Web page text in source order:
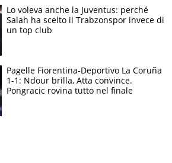
Lo voleva anche la Juventus: perché
Salah ha scelto il Trabzonspor invece di
un top club
Pagelle Fiorentina-Deportivo La Coruña
1-1: Ndour brilla, Atta convince.
Pongracic rovina tutto nel finale